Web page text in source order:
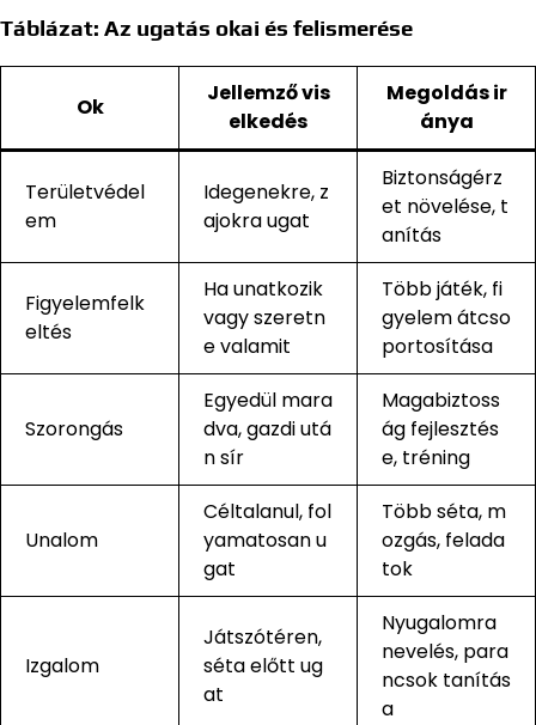
Táblázat: Az ugatás okai és felismerése
Ok
Jellemző vis
elkedés
Megoldás ir
ánya
Területvédel
em
Idegenekre, z
ajokra ugat
Biztonságérz
et növelése, t
anítás
Figyelemfelk
eltés
Ha unatkozik
vagy szeretn
e valamit
Több játék, fi
gyelem átcso
portosítása
Szorongás
Egyedül mara
dva, gazdi utá
n sír
Magabiztoss
ág fejlesztés
e, tréning
Unalom
Céltalanul, fol
yamatosan u
gat
Több séta, m
ozgás, felada
tok
Izgalom
Játszótéren,
séta előtt ug
at
Nyugalomra
nevelés, para
ncsok tanítás
a